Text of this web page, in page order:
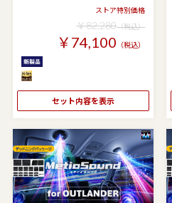
ストア特別価格
￥82,280（税込）
￥74,100 （税込）
セット内容を表示